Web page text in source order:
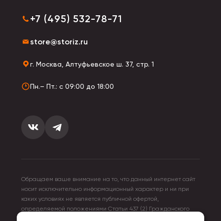
+7 (495) 532-78-71
store@storiz.ru
г. Москва, Алтуфьевское ш. 37, стр. 1
Пн.– Пт.: с 09:00 до 18:00
Обращаем ваше внимание на то, что данный интернет сайт
носит исключительно информационный характер и ни при
каких условиях не является публичной офертой,
определяемой положениями Статьи 437 (2) Гражданского